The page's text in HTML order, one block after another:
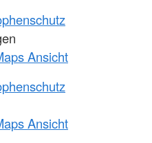
Ansicht
Ansicht